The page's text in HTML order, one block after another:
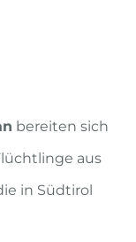
bereiten sich
aus
in Südtirol